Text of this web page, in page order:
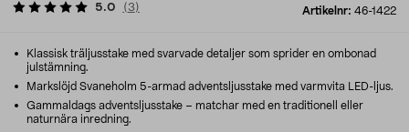
Artikelnr: 46-1422
5.0 (3)
Klassisk träljusstake med svarvade detaljer som sprider en ombonad
julstämning.
Markslöjd Svaneholm 5-armad adventsljusstake med varmvita LED-ljus.
Gammaldags adventsljusstake – matchar med en traditionell eller
naturnära inredning.